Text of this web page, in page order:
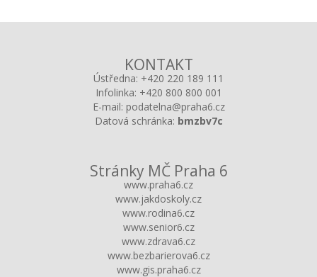
KONTAKT
Ústředna: +420 220 189 111
Infolinka: +420 800 800 001
E-mail: podatelna@praha6.cz
Datová schránka: bmzbv7c
Stránky MČ Praha 6
www.praha6.cz
www.jakdoskoly.cz
www.rodina6.cz
www.senior6.cz
www.zdrava6.cz
www.bezbarierova6.cz
www.gis.praha6.cz